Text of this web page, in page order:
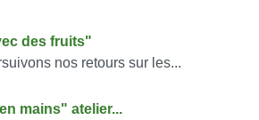
des fruits"
nos retours sur les...
mains" atelier...